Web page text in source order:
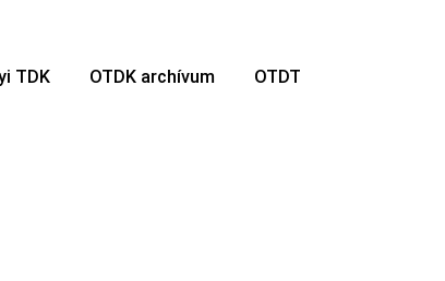
TDK OTDK archívum OTDT